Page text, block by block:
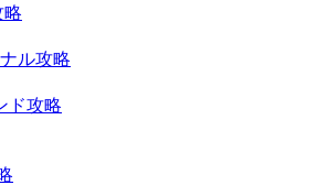
略
ル攻略
ド攻略